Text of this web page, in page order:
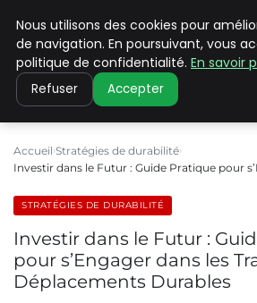
CLIMATE C
Accueil Stratégies de durabilité
Investir dans le Futur : Guide Pratique pour
STRATÉGIES DE DURABILITÉ
Investir dans le Futur :
pour s’Engager dans les
Déplacements Durables
Nous utilisons des cookies pour
de navigation. En poursuivant, vous
politique de confidentialité. En savoir
Refuser Accepter